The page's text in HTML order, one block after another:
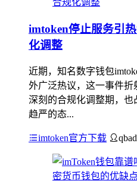
imtoken停止服务引
化调整
近期，知名数字钱包
外广泛热议，这一事件
深刻的合规化调整期，
趋严的态...
imtoken官方下载